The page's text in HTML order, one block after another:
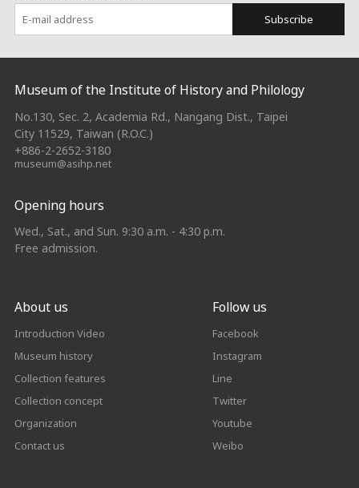
Subscribe
:::
Museum of the Institute of History and Philology
No.130, Sec. 2, Academia Rd., Nangang Dist., Taipei
City 11529, Taiwan (R.O.C.)
+886-2-2652-3180
museum@asihp.net
Opening hours
Wed., Sat., and Sun. 9:30 a.m. - 4:30 p.m.
Free admission.
About us
Introduction Video
Museum history
Collection features
Collection concept
Organization
Contact us
Follow us
Facebook
Instagram
Line
Twitter
Youtube
Weibo